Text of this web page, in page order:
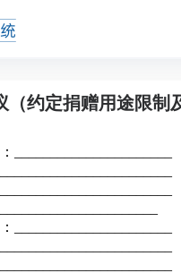
（约定捐赠用途限制
______________________
______________________